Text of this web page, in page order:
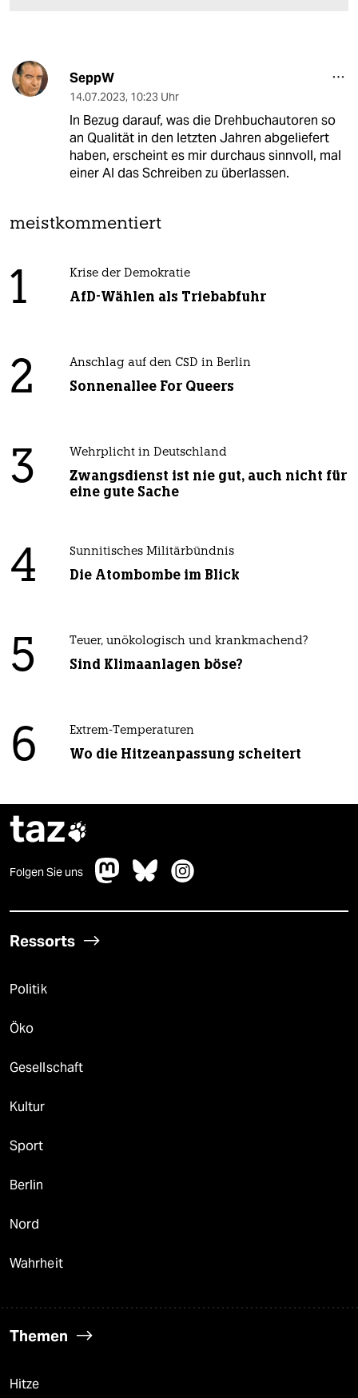
SeppW
14.07.2023, 10:23 Uhr
In Bezug darauf, was die Drehbuchautoren so
an Qualität in den letzten Jahren abgeliefert
haben, erscheint es mir durchaus sinnvoll, mal
einer AI das Schreiben zu überlassen.
meistkommentiert
1 Krise der Demokratie
AfD-Wählen als Triebabfuhr
2 Anschlag auf den CSD in Berlin
Sonnenallee For Queers
3 Wehrplicht in Deutschland
Zwangsdienst ist nie gut, auch nicht für
eine gute Sache
4 Sunnitisches Militärbündnis
Die Atombombe im Blick
5 Teuer, unökologisch und krankmachend?
Sind Klimaanlagen böse?
6 Extrem-Temperaturen
Wo die Hitzeanpassung scheitert
taz
Folgen Sie uns
Ressorts
Politik
Öko
Gesellschaft
Kultur
Sport
Berlin
Nord
Wahrheit
Themen
Hitze